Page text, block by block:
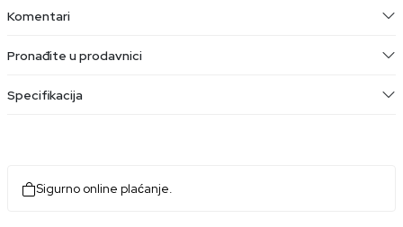
Komentari
Pronađite u prodavnici
Specifikacija
Sigurno online plaćanje.